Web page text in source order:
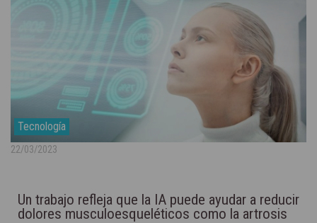
Tecnología
22/03/2023
Un trabajo refleja que la IA puede ayudar a reducir
dolores musculoesqueléticos como la artrosis